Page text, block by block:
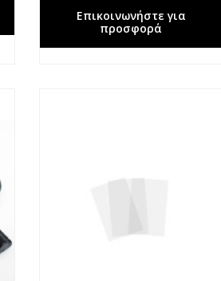
Επικοινωνήστε για
προσφορά